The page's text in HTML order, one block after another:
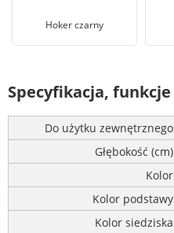
Hoker czarny
Specyfikacja, funkcje
Do użytku zewnętrznego
Głębokość (cm)
Kolor
Kolor podstawy
Kolor siedziska